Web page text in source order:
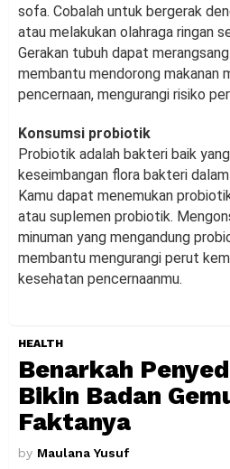
sofa. Cobalah untuk bergerak
atau melakukan olahraga ringan
Gerakan tubuh dapat
membantu mendorong makanan
pencernaan, mengurangi risiko
Konsumsi probiotik
Probiotik adalah bakteri baik
keseimbangan flora bakteri
Kamu dapat menemukan
atau suplemen probiotik.
minuman yang mengandung
membantu mengurangi perut
kesehatan pencernaanmu.
HEALTH
Benarkah
Bikin Badan
Faktanya
by Maulana Yusuf